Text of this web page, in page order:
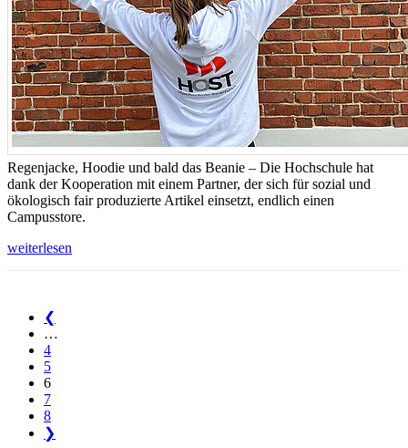
Regenjacke, Hoodie und bald das Beanie – Die Hochschule hat
dank der Kooperation mit einem Partner, der sich für sozial und
ökologisch fair produzierte Artikel einsetzt, endlich einen
Campusstore.
weiterlesen
❮
…
4
5
6
7
8
❯